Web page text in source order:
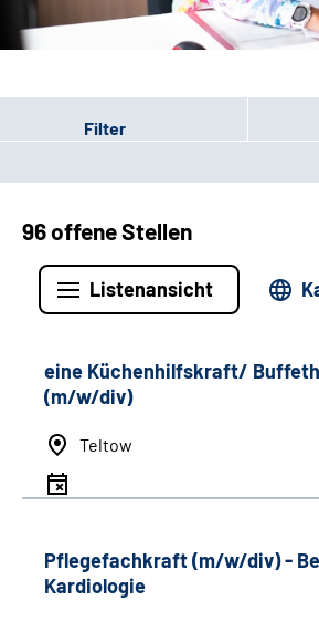
Filter
96 offene Stellen
Listenansicht
eine Küchenhilfskraft/
(m/w/div)
Teltow
Pflegefachkraft (m/w/div) -
Kardiologie